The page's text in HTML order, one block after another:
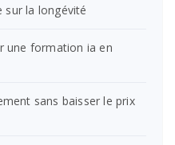
sur la longévité
une formation ia en
sans baisser le prix